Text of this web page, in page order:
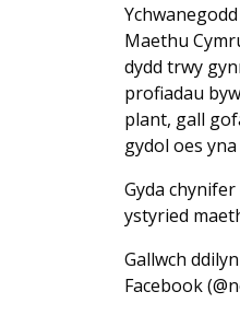
Maethu
dydd trwy
profiadau
plant, gall
gydol oes
Gyda
ystyried
Gallwch
Facebook